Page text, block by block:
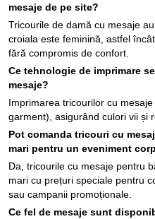
mesaje de pe site?
Tricourile de damă cu mesaje
croiala este feminină, astfel
fără compromis de confort.
Ce tehnologie de imprimare
mesaje?
Imprimarea tricourilor cu
garment), asigurând culori vii și
Pot comanda tricouri cu
mari pentru un eveniment
Da, tricourile cu mesaje pentru
mari cu prețuri speciale pentru
sau campanii promoționale.
Ce fel de mesaje sunt